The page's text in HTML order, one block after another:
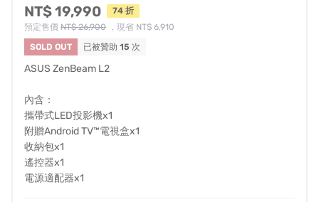
NT$ 19,990
74 折
預定售價 NT$ 26,900 ，現省 NT$ 6,910
SOLD OUT
已被贊助 15 次
ASUS ZenBeam L2
內含：
攜帶式LED投影機x1
附贈Android TV™電視盒x1
收納包x1
遙控器x1
電源適配器x1